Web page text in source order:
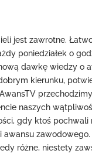
jest zawrotne.
poniedziałek o
dawkę wiedzy o
kierunku,
naszych
gdy ktoś pochwali
różne, niestety